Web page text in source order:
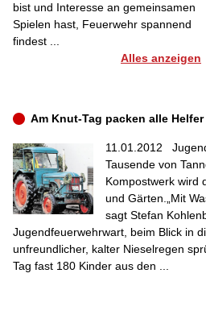
bist und Interesse an gemeinsamen
Spielen hast, Feuerwehr spannend
findest ...
Alles anzeigen
Am Knut-Tag packen alle
11.01.2012
Tausende von
Kompostwerk wird
und Gärten.„Mit
sagt Stefan
Jugendfeuerwehrwart, beim Blick in
unfreundlicher, kalter Nieselregen
Tag fast 180 Kinder aus den ...